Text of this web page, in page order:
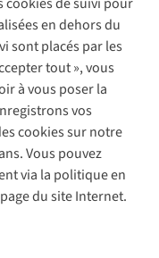
en dehors du
sont placés par les
tout », vous
à vous poser la
vos
cookies sur notre
Vous pouvez
via la politique en
du site Internet.
confidentialité
Policy